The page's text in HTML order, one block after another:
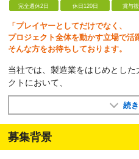
完全週休2日 休日120日 賞与
「プレイヤーとしてだけでなく、
プロジェクト全体を動かす立場で活
そんな方をお待ちしております。
当社では、製造業をはじめとし
クトにおいて、
続
募集背景